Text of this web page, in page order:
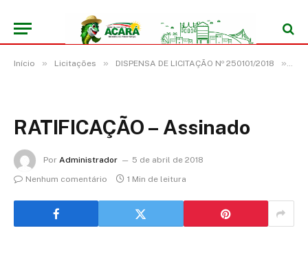
Início » Licitações » DISPENSA DE LICITAÇÃO Nº 250101/2018 »
RATIFICAÇÃO – Assinado
Por Administrador
5 de abril de 2018
Nenhum comentário
1 Min de leitura